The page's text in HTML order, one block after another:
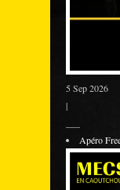
5 Sep 2026
|
Apéro